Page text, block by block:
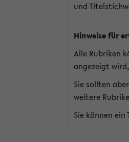
und
Hinweise für
Alle Rubriken
angezeigt
Sie sollten
weitere
Sie können